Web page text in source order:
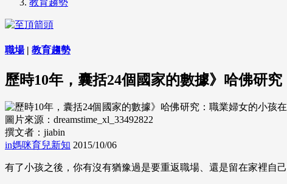
教育趨勢
職場| 教育趨勢
歷時10年，囊括24個國家的數據》哈佛研
圖片來源：dreamstime_xl_33492822
撰文者：jiabin
in媽咪育兒新知 2015/10/06
有了小孩之後，你有沒有猶豫過是要重返職場、還是留在家裡自